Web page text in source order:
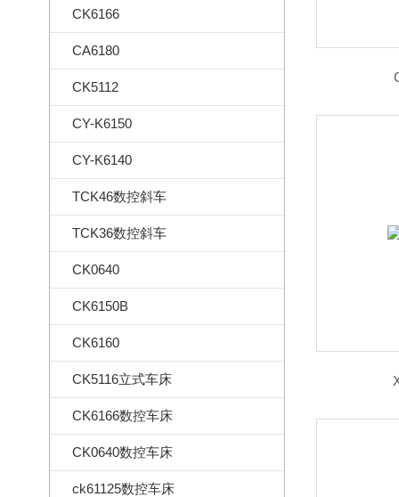
CK6166
CA6180
CK5112
CY-K6150
CY-K6140
TCK46数控斜车
TCK36数控斜车
CK0640
CK6150B
CK6160
CK5116立式车床
CK6166数控车床
CK0640数控车床
ck61125数控车床